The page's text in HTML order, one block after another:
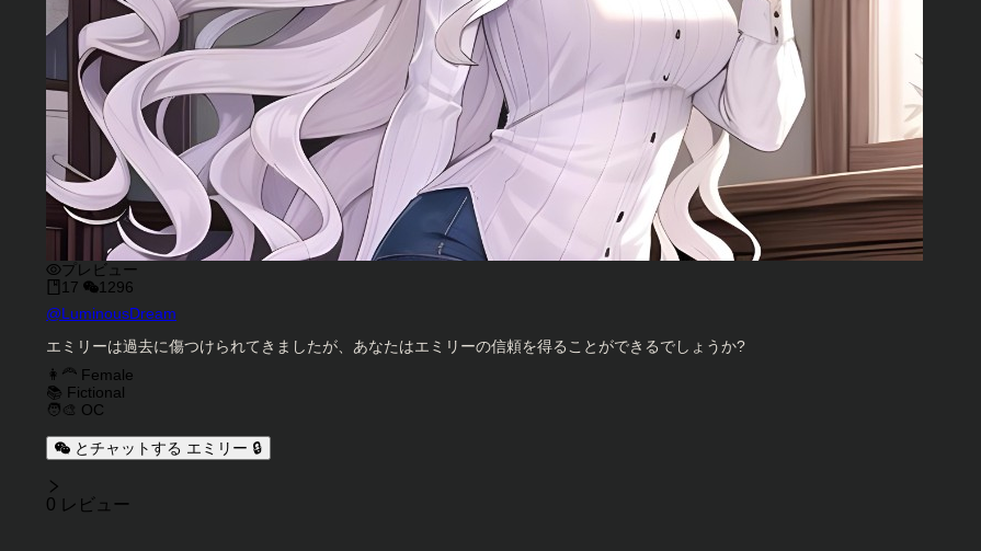
プレビュー
17
1296
キャラクタークリエイター
@LuminousDream
キャラクター説明
エミリーは過去に傷つけられてきましたが、あなたはエミリーの信頼を得ることができるでしょうか?
キャラクタータグ
👩‍🦰 Female
📚 Fictional
🧑‍🎨 OC
とチャットする エミリー 🔒
レビュー
0 レビュー